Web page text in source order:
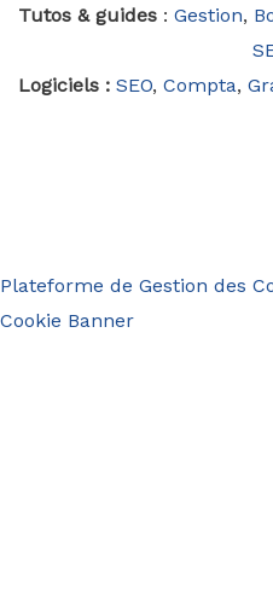
Tutos & guides : Gestion,
Logiciels : SEO, Compta,
Plateforme de Gestion des
Cookie Banner